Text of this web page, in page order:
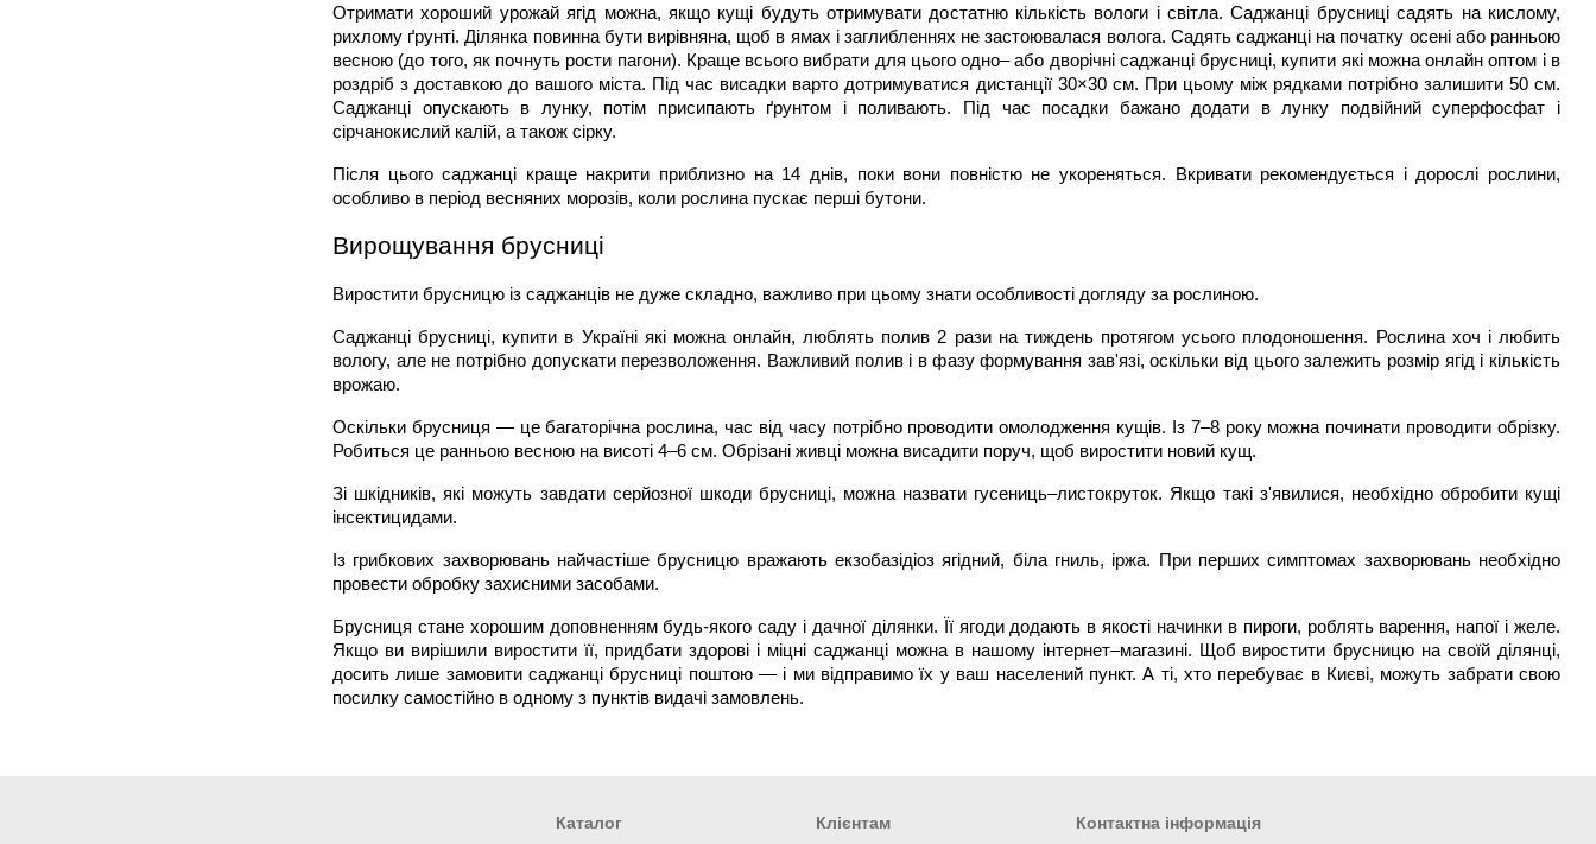
Отримати хороший урожай ягід можна, якщо кущі будуть отримувати достатню кількість вологи і світла. Саджанці брусниці садять на кислому,
рихлому ґрунті. Ділянка повинна бути вирівняна, щоб в ямах і заглибленнях не застоювалася волога. Садять саджанці на початку осені або ранньою
весною (до того, як почнуть рости пагони). Краще всього вибрати для цього одно– або дворічні саджанці брусниці, купити які можна онлайн оптом і в
роздріб з доставкою до вашого міста. Під час висадки варто дотримуватися дистанції 30×30 см. При цьому між рядками потрібно залишити 50 см.
Саджанці опускають в лунку, потім присипають ґрунтом і поливають. Під час посадки бажано додати в лунку подвійний суперфосфат і
сірчанокислий калій, а також сірку.
Після цього саджанці краще накрити приблизно на 14 днів, поки вони повністю не укореняться. Вкривати рекомендується і дорослі рослини,
особливо в період весняних морозів, коли рослина пускає перші бутони.
Вирощування брусниці
Виростити брусницю із саджанців не дуже складно, важливо при цьому знати особливості догляду за рослиною.
Саджанці брусниці, купити в Україні які можна онлайн, люблять полив 2 рази на тиждень протягом усього плодоношення. Рослина хоч і любить
вологу, але не потрібно допускати перезволоження. Важливий полив і в фазу формування зав'язі, оскільки від цього залежить розмір ягід і кількість
врожаю.
Оскільки брусниця — це багаторічна рослина, час від часу потрібно проводити омолодження кущів. Із 7–8 року можна починати проводити обрізку.
Робиться це ранньою весною на висоті 4–6 см. Обрізані живці можна висадити поруч, щоб виростити новий кущ.
Зі шкідників, які можуть завдати серйозної шкоди брусниці, можна назвати гусениць–листокруток. Якщо такі з'явилися, необхідно обробити кущі
інсектицидами.
Із грибкових захворювань найчастіше брусницю вражають екзобазідіоз ягідний, біла гниль, іржа. При перших симптомах захворювань необхідно
провести обробку захисними засобами.
Брусниця стане хорошим доповненням будь-якого саду і дачної ділянки. Її ягоди додають в якості начинки в пироги, роблять варення, напої і желе.
Якщо ви вирішили виростити її, придбати здорові і міцні саджанці можна в нашому інтернет–магазині. Щоб виростити брусницю на своїй ділянці,
досить лише замовити саджанці брусниці поштою — і ми відправимо їх у ваш населений пункт. А ті, хто перебуває в Києві, можуть забрати свою
посилку самостійно в одному з пунктів видачі замовлень.
Каталог Клієнтам Контактна інформація